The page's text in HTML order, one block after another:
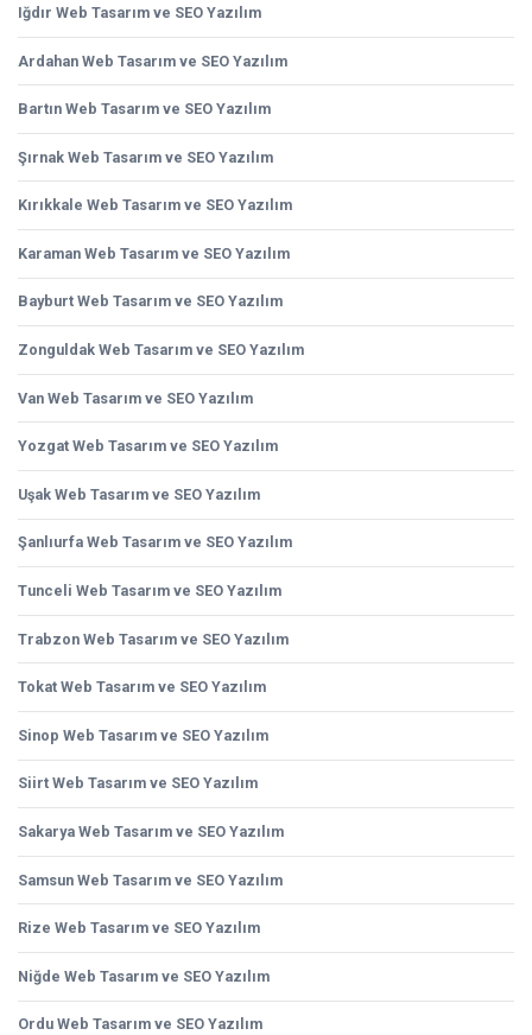
Iğdır Web Tasarım ve SEO Yazılım
Ardahan Web Tasarım ve SEO Yazılım
Bartın Web Tasarım ve SEO Yazılım
Şırnak Web Tasarım ve SEO Yazılım
Kırıkkale Web Tasarım ve SEO Yazılım
Karaman Web Tasarım ve SEO Yazılım
Bayburt Web Tasarım ve SEO Yazılım
Zonguldak Web Tasarım ve SEO Yazılım
Van Web Tasarım ve SEO Yazılım
Yozgat Web Tasarım ve SEO Yazılım
Uşak Web Tasarım ve SEO Yazılım
Şanlıurfa Web Tasarım ve SEO Yazılım
Tunceli Web Tasarım ve SEO Yazılım
Trabzon Web Tasarım ve SEO Yazılım
Tokat Web Tasarım ve SEO Yazılım
Sinop Web Tasarım ve SEO Yazılım
Siirt Web Tasarım ve SEO Yazılım
Sakarya Web Tasarım ve SEO Yazılım
Samsun Web Tasarım ve SEO Yazılım
Rize Web Tasarım ve SEO Yazılım
Niğde Web Tasarım ve SEO Yazılım
Ordu Web Tasarım ve SEO Yazılım